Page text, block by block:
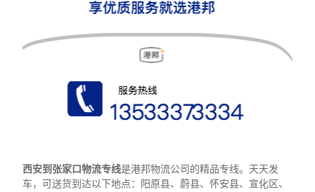
西安到张家口物流专线是港邦物流公司的精品专线。天天发
车，可送货到达以下地点：阳原县、蔚县、怀安县、宣化区、